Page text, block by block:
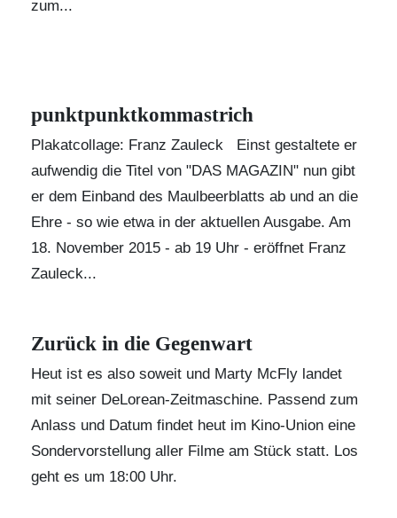
zum...
punktpunktkommastrich
Plakatcollage: Franz Zauleck Einst gestaltete er
aufwendig die Titel von "DAS MAGAZIN" nun gibt
er dem Einband des Maulbeerblatts ab und an die
Ehre - so wie etwa in der aktuellen Ausgabe. Am
18. November 2015 - ab 19 Uhr - eröffnet Franz
Zauleck...
Zurück in die Gegenwart
Heut ist es also soweit und Marty McFly landet
mit seiner DeLorean-Zeitmaschine. Passend zum
Anlass und Datum findet heut im Kino-Union eine
Sondervorstellung aller Filme am Stück statt. Los
geht es um 18:00 Uhr.